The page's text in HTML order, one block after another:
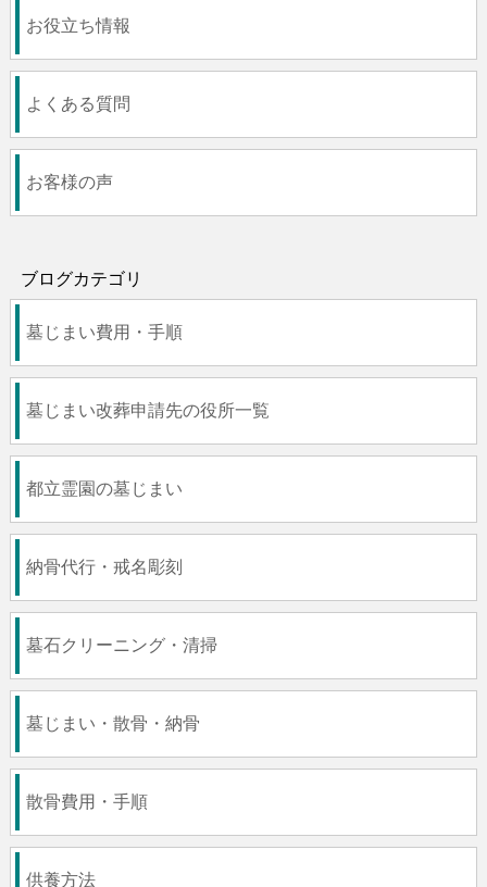
お役立ち情報
よくある質問
お客様の声
ブログカテゴリ
墓じまい費用・手順
墓じまい改葬申請先の役所一覧
都立霊園の墓じまい
納骨代行・戒名彫刻
墓石クリーニング・清掃
墓じまい・散骨・納骨
散骨費用・手順
供養方法